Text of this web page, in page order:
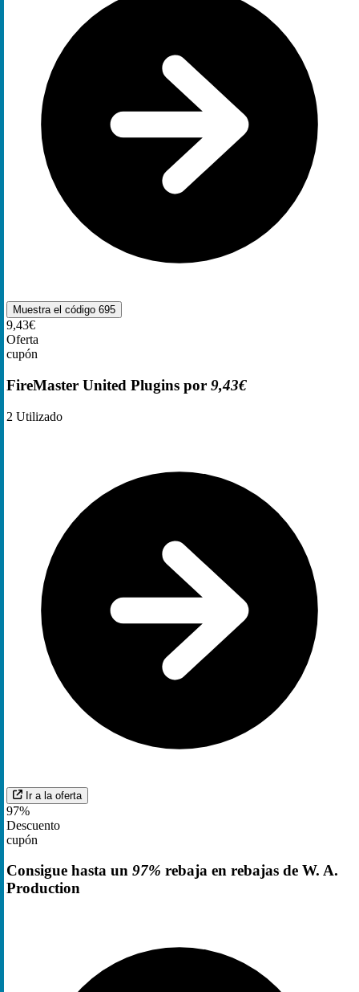
Muestra el código 695
9,43€
Oferta
cupón
FireMaster United Plugins por 9,43€
2 Utilizado
Ir a la oferta
97%
Descuento
cupón
Consigue hasta un 97% rebaja en rebajas de W. A.
Production